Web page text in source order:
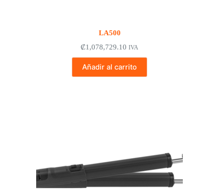
LA500
₡1,078,729.10 IVA
Añadir al carrito